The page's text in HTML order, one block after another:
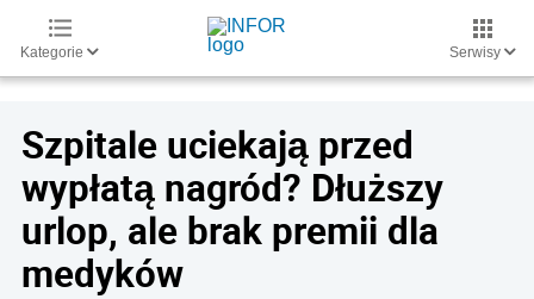
Kategorie Serwisy
Szpitale uciekają przed
wypłatą nagród? Dłuższy
urlop, ale brak premii dla
medyków